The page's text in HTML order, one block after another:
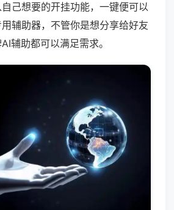
己想要的开挂功能，一键便可以
辅助器，不管你是想分享给好友
辅助都可以满足需求。